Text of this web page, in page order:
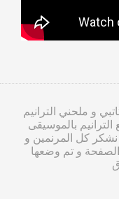
و ملحني الترانيم
بالموسيقى
كل المرنمين و
الصفحة و تم وضعها